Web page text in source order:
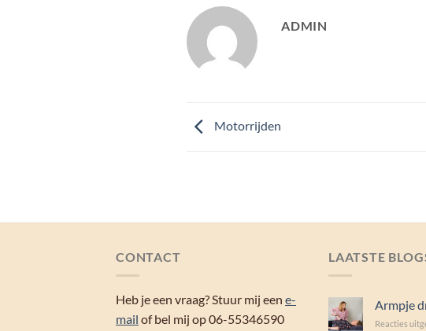
ADMIN
Motorrijden
CONTACT
Heb je een vraag? Stuur mij een e-
mail of bel mij op 06-55346590
LAATSTE
Armpje
Reacties